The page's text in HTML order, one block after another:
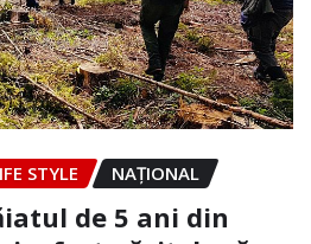
STYLE NAŢIONAL
de 5 ani din